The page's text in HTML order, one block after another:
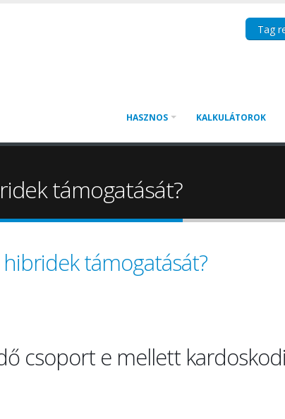
Tag
HASZNOS KALKULÁTOROK
támogatását?
támogatását?
csoport e mellett